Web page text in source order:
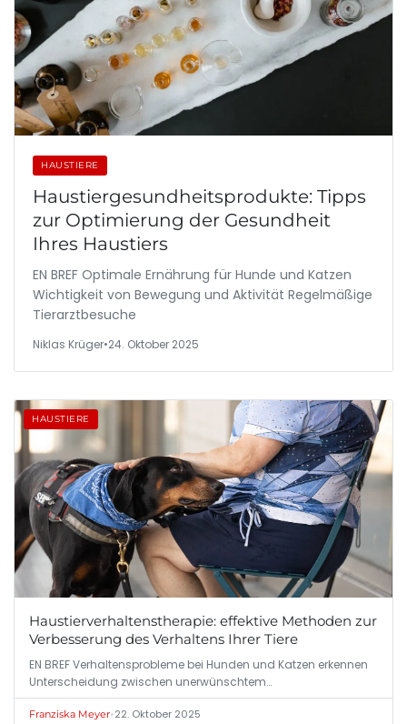
HAUSTIERE
Haustiergesundheitsprodukte: Tipps
zur Optimierung der Gesundheit
Ihres Haustiers
EN BREF Optimale Ernährung für Hunde und Katzen
Wichtigkeit von Bewegung und Aktivität Regelmäßige
Tierarztbesuche
Niklas Krüger•24. Oktober 2025
HAUSTIERE
Haustierverhaltenstherapie: effektive Methoden zur
Verbesserung des Verhaltens Ihrer Tiere
EN BREF Verhaltensprobleme bei Hunden und Katzen erkennen
Unterscheidung zwischen unerwünschtem…
Franziska Meyer•22. Oktober 2025